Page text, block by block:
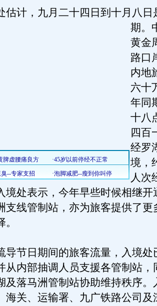
计，九月二十四日到十月八日
期。
黄金
路口
内地
六十
年同
十八
四百
经罗
境，
人次
境处表示，今年早些时候相继开
支线管制站，亦为旅客提供了更
节日期间的旅客流量，入境处
从内部抽调人员支援各管制站，
及落马洲管制站协助维持秩序。
海关、运输署、九广铁路公司及